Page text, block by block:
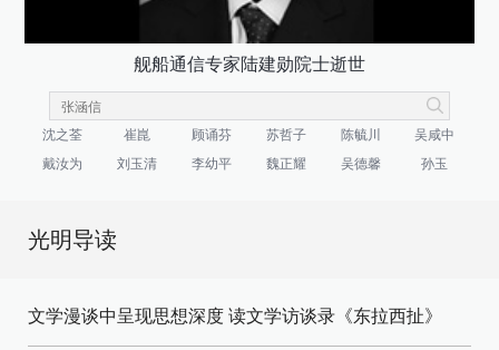
舰船通信专家陆建勋院士逝世
沈之荃 崔崑 顾诵芬 苏哲子 陈毓川
吴咸中
戴汝为
刘玉清 李幼平 魏正耀 吴德馨 孙玉
光明导读
文学漫谈中呈现思想深度 读文学访谈录《东拉西扯》